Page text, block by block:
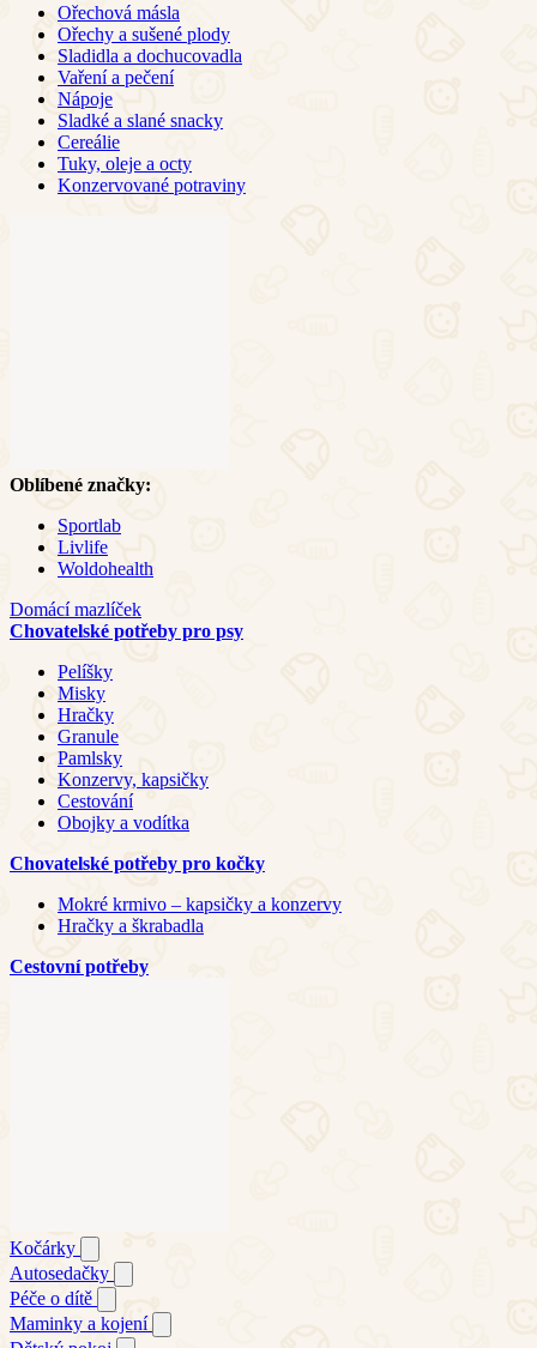
Ořechová másla
Ořechy a sušené plody
Sladidla a dochucovadla
Vaření a pečení
Nápoje
Sladké a slané snacky
Cereálie
Tuky, oleje a octy
Konzervované potraviny
Oblíbené značky:
Sportlab
Livlife
Woldohealth
Domácí mazlíček
Chovatelské potřeby pro psy
Pelíšky
Misky
Hračky
Granule
Pamlsky
Konzervy, kapsičky
Cestování
Obojky a vodítka
Chovatelské potřeby pro kočky
Mokré krmivo – kapsičky a konzervy
Hračky a škrabadla
Cestovní potřeby
Kočárky
Autosedačky
Péče o dítě
Maminky a kojení